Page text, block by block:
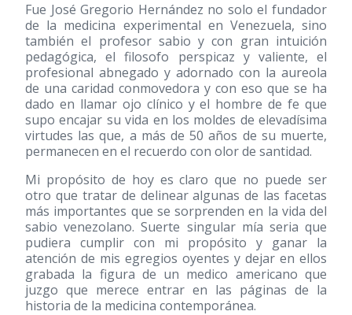
Fue José Gregorio Hernández no solo el fundador
de la medicina experimental en Venezuela, sino
también el profesor sabio y con gran intuición
pedagógica, el filosofo perspicaz y valiente, el
profesional abnegado y adornado con la aureola
de una caridad conmovedora y con eso que se ha
dado en llamar ojo clínico y el hombre de fe que
supo encajar su vida en los moldes de elevadísima
virtudes las que, a más de 50 años de su muerte,
permanecen en el recuerdo con olor de santidad.
Mi propósito de hoy es claro que no puede ser
otro que tratar de delinear algunas de las facetas
más importantes que se sorprenden en la vida del
sabio venezolano. Suerte singular mía seria que
pudiera cumplir con mi propósito y ganar la
atención de mis egregios oyentes y dejar en ellos
grabada la figura de un medico americano que
juzgo que merece entrar en las páginas de la
historia de la medicina contemporánea.